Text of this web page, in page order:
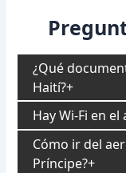
¿Qué
Haití?
Hay Wi-Fi en
Cómo ir del
Príncipe?